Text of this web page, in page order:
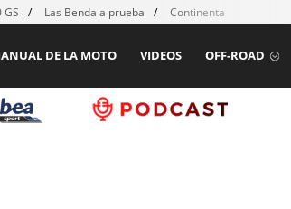
GS Las Benda a prueba Continental TKC80 mk2
OFF-ROAD
VIDEOS
DE LA MOTO